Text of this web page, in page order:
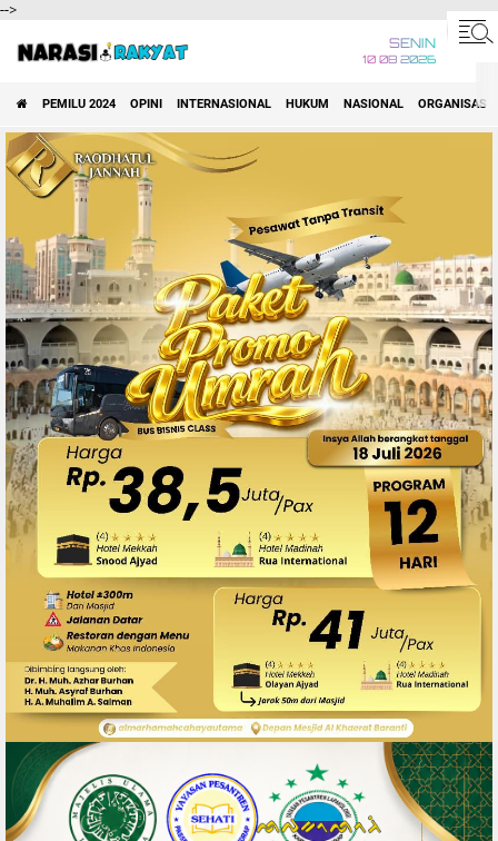
-->
SENIN
10 08 2026
PEMILU 2024 OPINI INTERNASIONAL HUKUM NASIONAL ORGANISASI